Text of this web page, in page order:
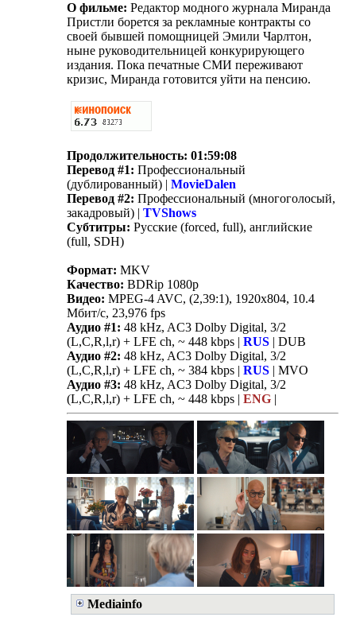
О фильме: Редактор модного журнала Миранда
Пристли борется за рекламные контракты со
своей бывшей помощницей Эмили Чарлтон,
ныне руководительницей конкурирующего
издания. Пока печатные СМИ переживают
кризис, Миранда готовится уйти на пенсию.
Продолжительность: 01:59:08
Перевод #1: Профессиональный
(дублированный) | MovieDalen
Перевод #2: Профессиональный (многоголосый,
закадровый) | TVShows
Субтитры: Русские (forced, full), английские
(full, SDH)
Формат: MKV
Качество: BDRip 1080p
Видео: MPEG-4 AVC, (2,39:1), 1920x804, 10.4
Мбит/с, 23,976 fps
Аудио #1: 48 kHz, AC3 Dolby Digital, 3/2
(L,C,R,l,r) + LFE ch, ~ 448 kbps | RUS | DUB
Аудио #2: 48 kHz, AC3 Dolby Digital, 3/2
(L,C,R,l,r) + LFE ch, ~ 384 kbps | RUS | MVO
Аудио #3: 48 kHz, AC3 Dolby Digital, 3/2
(L,C,R,l,r) + LFE ch, ~ 448 kbps | ENG |
Mediainfo